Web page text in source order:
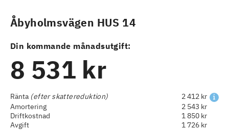
Åbyholmsvägen HUS 14
Din kommande månadsutgift:
8 531 kr
Ränta (efter skattereduktion)
2 412 kr
Amortering
2 543 kr
Driftkostnad
1 850 kr
Avgift
1 726 kr